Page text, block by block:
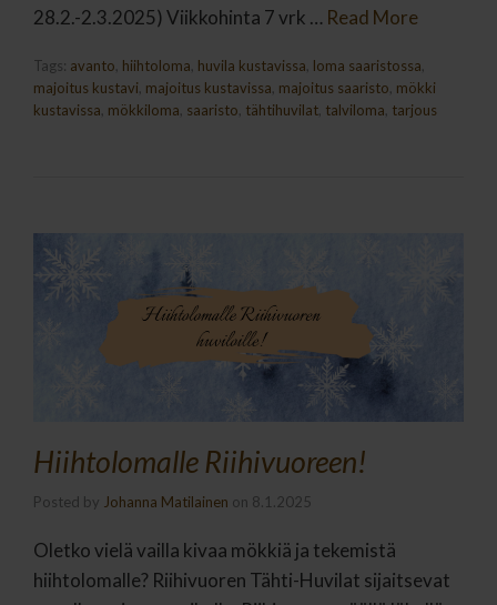
28.2.-2.3.2025) Viikkohinta 7 vrk … Read More
Tags: avanto hiihtoloma huvila kustavissa loma saaristossa
majoitus kustavi majoitus kustavissa majoitus saaristo mökki
kustavissa mökkiloma saaristo tähtihuvilat talviloma tarjous
Hiihtolomalle Riihivuoreen!
Posted by Johanna Matilainen on 8.1.2025
Oletko vielä vailla kivaa mökkiä ja tekemistä
hiihtolomalle? Riihivuoren Tähti-Huvilat sijaitsevat